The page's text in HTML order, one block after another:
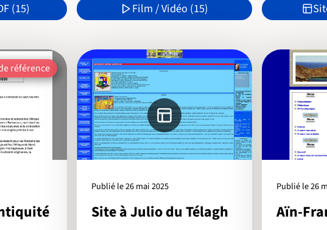
(15) Film / Vidéo (15)
référence
Publié le 26 mai 2025
Site à Julio du Télagh
Publié le 26
Aïn-